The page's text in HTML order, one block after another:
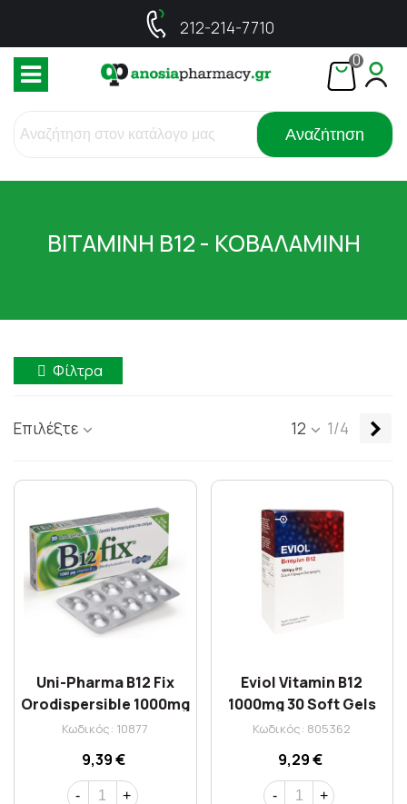
212-214-7710
0
Αναζήτηση
ΒΙΤΑΜΙΝΗ Β12 - ΚΟΒΑΛΑΜΙΝΗ
Φίλτρα
Επιλέξτε 12 1/4
Uni-Pharma B12 Fix
Orodispersible 1000mg
x 30 Tabs
Κωδικός: 10877
9,39 €
- +
Eviol Vitamin B12
1000mg 30 Soft Gels
Κωδικός: 805362
9,29 €
- +